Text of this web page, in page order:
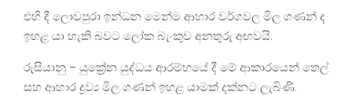
එහි දී ලොවපුරා ඉන්ධන මෙන්ම ආහාර වර්ගවල මිල ගණන් ද
ඉහළ යා හැකි බවට ලෝක බැංකුව අනතුරු අඟවයි.
රුසියානු – යුක්‍රේන යුද්ධය ආරම්භයේ දී මේ ආකාරයෙන් තෙල්
සහ ආහාර ද්‍රව්‍ය මිල ගණන් ඉහළ යාමක් දක්නට ලැබිණි.